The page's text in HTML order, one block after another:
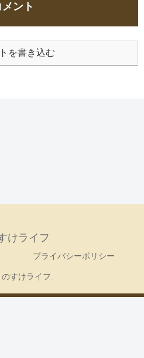
メント
を書き込む
けライフ
プライバシーポリシー
すけライフ.